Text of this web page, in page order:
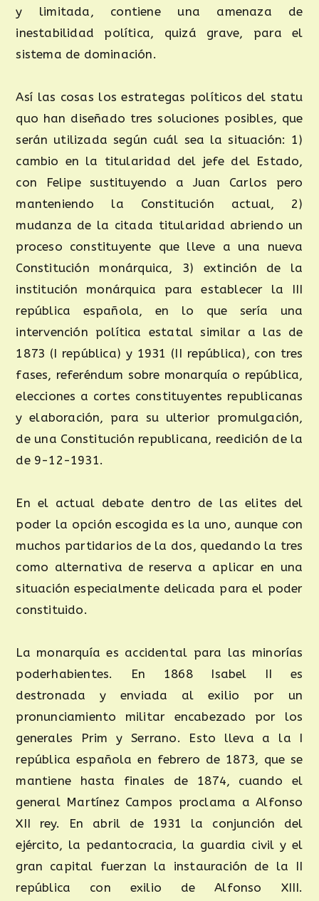
y limitada, contiene una amenaza de
inestabilidad política, quizá grave, para el
sistema de dominación.
Así las cosas los estrategas políticos del statu
quo han diseñado tres soluciones posibles, que
serán utilizada según cuál sea la situación: 1)
cambio en la titularidad del jefe del Estado,
con Felipe sustituyendo a Juan Carlos pero
manteniendo la Constitución actual, 2)
mudanza de la citada titularidad abriendo un
proceso constituyente que lleve a una nueva
Constitución monárquica, 3) extinción de la
institución monárquica para establecer la III
república española, en lo que sería una
intervención política estatal similar a las de
1873 (I república) y 1931 (II república), con tres
fases, referéndum sobre monarquía o república,
elecciones a cortes constituyentes republicanas
y elaboración, para su ulterior promulgación,
de una Constitución republicana, reedición de la
de 9-12-1931.
En el actual debate dentro de las elites del
poder la opción escogida es la uno, aunque con
muchos partidarios de la dos, quedando la tres
como alternativa de reserva a aplicar en una
situación especialmente delicada para el poder
constituido.
La monarquía es accidental para las minorías
poderhabientes. En 1868 Isabel II es
destronada y enviada al exilio por un
pronunciamiento militar encabezado por los
generales Prim y Serrano. Esto lleva a la I
república española en febrero de 1873, que se
mantiene hasta finales de 1874, cuando el
general Martínez Campos proclama a Alfonso
XII rey. En abril de 1931 la conjunción del
ejército, la pedantocracia, la guardia civil y el
gran capital fuerzan la instauración de la II
república con exilio de Alfonso XIII.